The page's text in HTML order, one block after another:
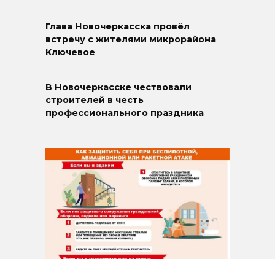
Глава Новочеркасска провёл
встречу с жителями микрорайона
Ключевое
В Новочеркасске чествовали
строителей в честь
профессионального праздника